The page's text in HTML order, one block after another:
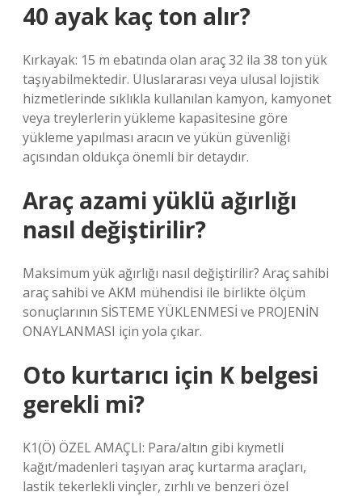
40 ayak kaç ton alır?
Kırkayak: 15 m ebatında olan araç 32 ila 38 ton yük
taşıyabilmektedir. Uluslararası veya ulusal lojistik
hizmetlerinde sıklıkla kullanılan kamyon, kamyonet
veya treylerlerin yükleme kapasitesine göre
yükleme yapılması aracın ve yükün güvenliği
açısından oldukça önemli bir detaydır.
Araç azami yüklü ağırlığı
nasıl değiştirilir?
Maksimum yük ağırlığı nasıl değiştirilir? Araç sahibi
araç sahibi ve AKM mühendisi ile birlikte ölçüm
sonuçlarının SİSTEME YÜKLENMESİ ve PROJENİN
ONAYLANMASI için yola çıkar.
Oto kurtarıcı için K belgesi
gerekli mi?
K1(Ö) ÖZEL AMAÇLI: Para/altın gibi kıymetli
kağıt/madenleri taşıyan araç kurtarma araçları,
lastik tekerlekli vinçler, zırhlı ve benzeri özel